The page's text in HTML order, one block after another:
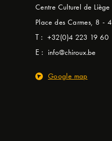
Centre Culturel de Liège
Place des Carmes, 8 -
T : +32(0)4 223 19 60
E : info@chiroux.be
Google map